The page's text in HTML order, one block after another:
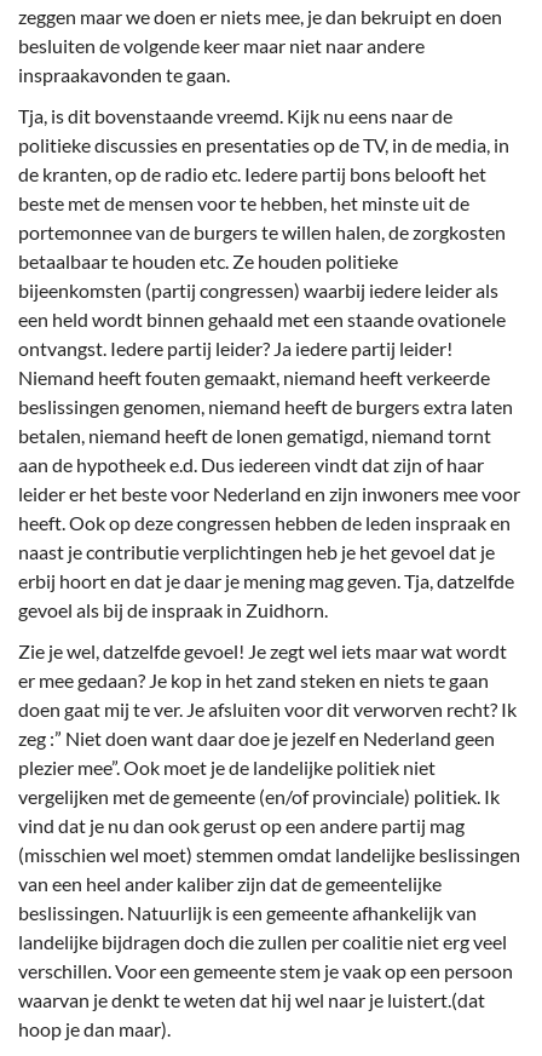
zeggen maar we doen er niets mee, je dan bekruipt en doen
besluiten de volgende keer maar niet naar andere
inspraakavonden te gaan.
Tja, is dit bovenstaande vreemd. Kijk nu eens naar de
politieke discussies en presentaties op de TV, in de media, in
de kranten, op de radio etc. Iedere partij bons belooft het
beste met de mensen voor te hebben, het minste uit de
portemonnee van de burgers te willen halen, de zorgkosten
betaalbaar te houden etc. Ze houden politieke
bijeenkomsten (partij congressen) waarbij iedere leider als
een held wordt binnen gehaald met een staande ovationele
ontvangst. Iedere partij leider? Ja iedere partij leider!
Niemand heeft fouten gemaakt, niemand heeft verkeerde
beslissingen genomen, niemand heeft de burgers extra laten
betalen, niemand heeft de lonen gematigd, niemand tornt
aan de hypotheek e.d. Dus iedereen vindt dat zijn of haar
leider er het beste voor Nederland en zijn inwoners mee voor
heeft. Ook op deze congressen hebben de leden inspraak en
naast je contributie verplichtingen heb je het gevoel dat je
erbij hoort en dat je daar je mening mag geven. Tja, datzelfde
gevoel als bij de inspraak in Zuidhorn.
Zie je wel, datzelfde gevoel! Je zegt wel iets maar wat wordt
er mee gedaan? Je kop in het zand steken en niets te gaan
doen gaat mij te ver. Je afsluiten voor dit verworven recht? Ik
zeg :” Niet doen want daar doe je jezelf en Nederland geen
plezier mee”. Ook moet je de landelijke politiek niet
vergelijken met de gemeente (en/of provinciale) politiek. Ik
vind dat je nu dan ook gerust op een andere partij mag
(misschien wel moet) stemmen omdat landelijke beslissingen
van een heel ander kaliber zijn dat de gemeentelijke
beslissingen. Natuurlijk is een gemeente afhankelijk van
landelijke bijdragen doch die zullen per coalitie niet erg veel
verschillen. Voor een gemeente stem je vaak op een persoon
waarvan je denkt te weten dat hij wel naar je luistert.(dat
hoop je dan maar).